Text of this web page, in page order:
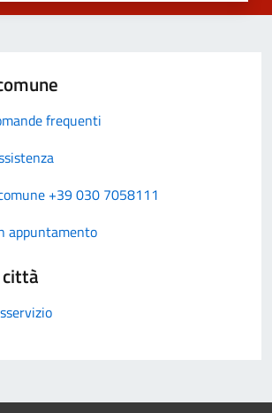
frequenti
+39 030 7058111
appuntamento